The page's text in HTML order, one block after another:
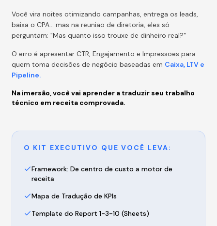
Você vira noites otimizando campanhas, entrega os leads,
baixa o CPA… mas na reunião de diretoria, eles só
perguntam: "Mas quanto isso trouxe de dinheiro real?"
O erro é apresentar CTR, Engajamento e Impressões para
quem toma decisões de negócio baseadas em Caixa, LTV e
Pipeline.
Na imersão, você vai aprender a traduzir seu trabalho
técnico em receita comprovada.
O KIT EXECUTIVO QUE VOCÊ LEVA:
Framework: De centro de custo a motor de
receita
Mapa de Tradução de KPIs
Template do Report 1-3-10 (Sheets)